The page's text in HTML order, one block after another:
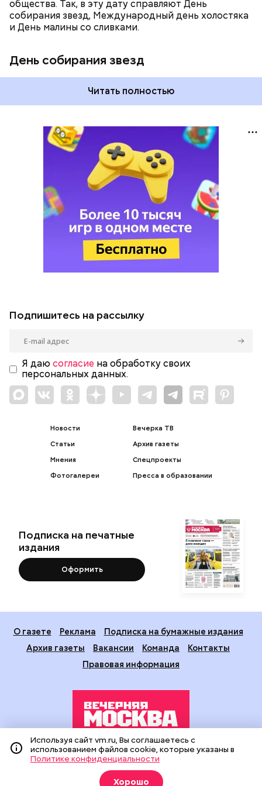
общества. Так, в эту дату справляют День
собирания звезд, Международный день холостяка
и День малины со сливками.
День собирания звезд
Читать полностью
Подпишитесь на рассылку
Я даю согласие на обработку своих
персональных данных.
Новости
Статьи
Мнения
Фотогалереи
Вечерка ТВ
Архив газеты
Спецпроекты
Пресса в образовании
Подписка на печатные
издания
Оформить
О газете Реклама
Подписка на бумажные издания
Архив газеты
Вакансии Команда
Контакты
Правовая информация
Издание создано при финансовой поддержке Департамента
средств массовой информации и рекламы города Москвы.
На сайте применяются рекомендательные технологии
(информационные технологии предоставления информации
Используя сайт vm.ru, Вы соглашаетесь с
использованием файлов cookie, которые указаны в
Политике конфиденциальности
Хорошо